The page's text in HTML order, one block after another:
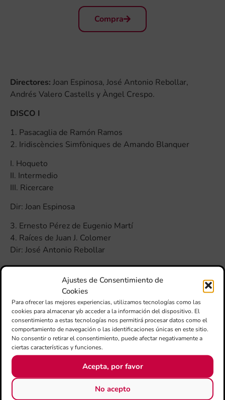
Ajustes de Consentimiento de
Cookies
Para ofrecer las mejores experiencias, utilizamos tecnologías como las
cookies para almacenar y/o acceder a la información del dispositivo. El
consentimiento a estas tecnologías nos permitirá procesar datos como el
comportamiento de navegación o las identificaciones únicas en este sitio.
No consentir o retirar el consentimiento, puede afectar negativamente a
ciertas características y funciones.
Acepta, por favor
No acepto
Compra
Directores: Joan Espinosa, José Antonio Rebollar,
Andrés Valero Castells y Àngel Crespo.
DISCO I
1. Pasacaglia de Ramón Ramos
2. Iridiscències Simfòniques de Amando Blanquer
I. Hoqueto
II. Intermedio
III. Ricercare
Dir: Joan Espinosa
3. Ernesto Pérez de Eugenio Martí
4. Raíces de Juan J. Colomer
Dir: José Antonio Rebollar
DISCO II
1. Arco de Monteleón de Miguel Asins Arbó
2. La vall de la Murta de Andrés Valero-Castells
I. Les Serres (Cavall bernat, Les Agulles), L’incendi
II. El Monestir, 1401
III. Els pirates moros, El pont de pedra
Dir: Andrés Valero-Castells
3. Radio Alcira de Miguel Villar
Dir: Ángel Crespo